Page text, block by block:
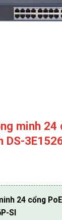
minh 24
DS-
24 cổng
SI